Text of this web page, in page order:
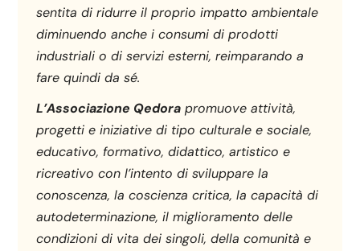
sentita di ridurre il proprio impatto ambientale
diminuendo anche i consumi di prodotti
industriali o di servizi esterni, reimparando a
fare quindi da sé.
L’Associazione Qedora promuove attività,
progetti e iniziative di tipo culturale e sociale,
educativo, formativo, didattico, artistico e
ricreativo con l’intento di sviluppare la
conoscenza, la coscienza critica, la capacità di
autodeterminazione, il miglioramento delle
condizioni di vita dei singoli, della comunità e